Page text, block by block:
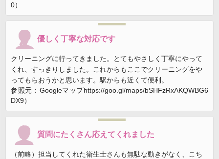
0）
優しく丁寧な対応です
クリーニングに行ってきました。とてもやさしく丁寧にやって
くれ、すっきりしました。これからもここでクリーニングをや
ってもらおうかと思います。駅からも近くて便利。
参照元：Googleマップhttps://goo.gl/maps/bSHFzRxAKQWBG6
DX9）
質問にたくさん応えてくれました
（前略）担当してくれた衛生士さんも無駄な動きがなく、こち